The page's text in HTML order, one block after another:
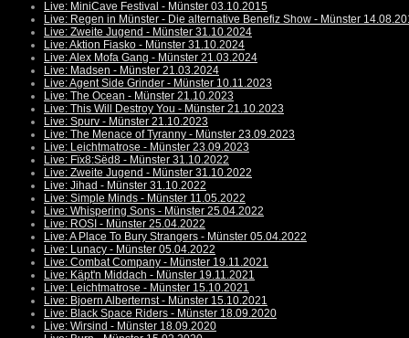
Live: MiniCave Festival - Münster 03.10.2015
Live: Regen in Münster - Die alternative Benefiz Show - Münster
Live: Zweite Jugend - Münster 31.10.2024
Live: Aktion Fiasko - Münster 31.10.2024
Live: Alex Mofa Gang - Münster 21.03.2024
Live: Madsen - Münster 21.03.2024
Live: Agent Side Grinder - Münster 10.11.2023
Live: The Ocean - Münster 21.10.2023
Live: This Will Destroy You - Münster 21.10.2023
Live: Spurv - Münster 21.10.2023
Live: The Menace of Tyranny - Münster 23.09.2023
Live: Leichtmatrose - Münster 23.09.2023
Live: Fïx8:Sëd8 - Münster 31.10.2022
Live: Zweite Jugend - Münster 31.10.2022
Live: Jihad - Münster 31.10.2022
Live: Simple Minds - Münster 11.05.2022
Live: Whispering Sons - Münster 25.04.2022
Live: ROSI - Münster 25.04.2022
Live: A Place To Bury Strangers - Münster 05.04.2022
Live: Lunacy - Münster 05.04.2022
Live: Combat Company - Münster 19.11.2021
Live: Käpt'n Middach - Münster 19.11.2021
Live: Leichtmatrose - Münster 15.10.2021
Live: Bjoern Alberternst - Münster 15.10.2021
Live: Black Space Riders - Münster 18.09.2020
Live: Wirsind - Münster 18.09.2020